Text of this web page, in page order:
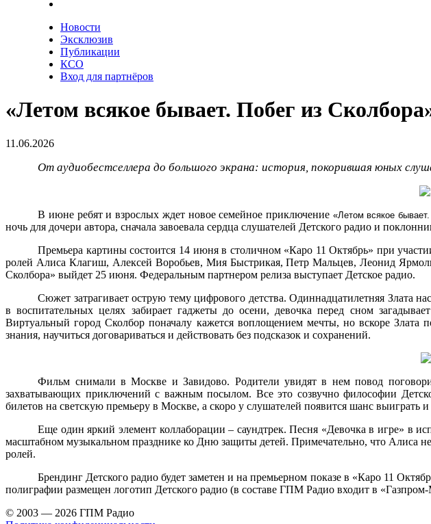
Новости
Эксклюзив
Публикации
КСО
Вход для партнёров
«Летом всякое бывает. Побег из
11.06.2026
От аудиобестселлера до большого экрана: история, покорившая юных
В июне ребят и взрослых ждет новое семейное приключение «Летом всякое
ночь для дочери автора, сначала завоевала сердца слушателей Детского радио и
Премьера картины состоится 14 июня в столичном «Каро 11 Октябрь» при
ролей Алиса Клагиш, Алексей Воробьев, Мия Быстрикая, Петр Мальцев, Леонид
Сколбора» выйдет 25 июня. Федеральным партнером релиза выступает Детское радио.
Сюжет затрагивает острую тему цифрового детства. Одиннадцатилетняя Злата
в воспитательных целях забирает гаджеты до осени, девочка перед сном
Виртуальный город Сколбор поначалу кажется воплощением мечты, но вскоре Злата
знания, научиться договариваться и действовать без подсказок и сохранений.
Фильм снимали в Москве и Завидово. Родители увидят в нем повод
захватывающих приключений с важным посылом. Все это созвучно философии
билетов на светскую премьеру в Москве, а скоро у слушателей появится шанс
Еще один яркий элемент коллаборации – саундтрек. Песня «Девочка в игре» в
масштабном музыкальном празднике ко Дню защиты детей. Примечательно, что Алиса
ролей.
Брендинг Детского радио будет заметен и на премьерном показе в «Каро 11
полиграфии размещен логотип Детского радио (в составе ГПМ Радио входит в
© 2003 — 2026 ГПМ Радио